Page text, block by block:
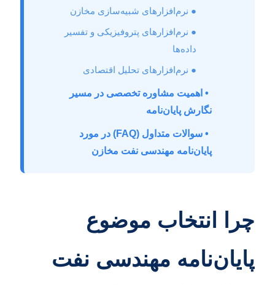
● نرم‌افزارهای شبیه‌سازی مخازن
● نرم‌افزارهای پتروفیزیکی و تفسیر
داده‌ها
● نرم‌افزارهای تحلیل اقتصادی
• اهمیت مشاوره تخصصی در مسیر
نگارش پایان‌نامه
• سوالات متداول (FAQ) در مورد
پایان‌نامه مهندسی نفت مخازن
چرا انتخاب موضوع
پایان‌نامه مهندسی نفت